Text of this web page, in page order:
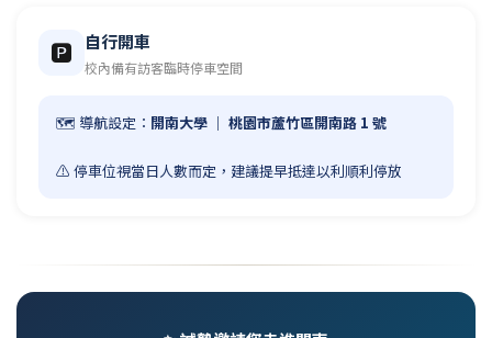
🅿️ 自行開車
校內備有訪客臨時停車空間
🗺️ 導航設定： 開南大學 ｜ 桃園市蘆竹區開南路 1 號
⚠️ 停車位視當日人數而定，建議提早抵達以利順利停放